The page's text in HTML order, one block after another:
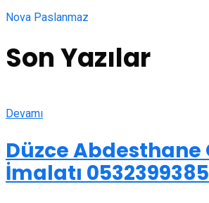
Nova Paslanmaz
Son Yazılar
Devamı
Düzce Abdesthane
İmalatı